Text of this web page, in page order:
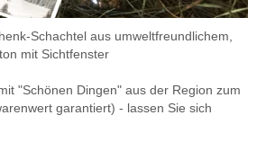
Schachtel aus umweltfreundlichem,
mit Sichtfenster
"Schönen Dingen" aus der Region zum
garantiert) - lassen Sie sich